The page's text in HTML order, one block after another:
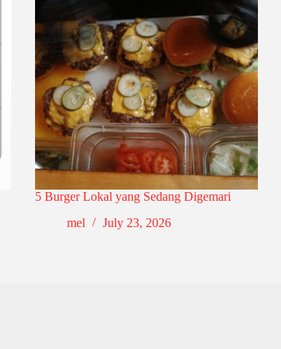
5 Burger Lokal yang Sedang Digemari
mel
July 23, 2026